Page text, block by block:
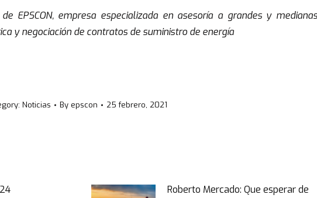
EPSCON, empresa especializada en asesoría a grandes y medianas
y negociación de contratos de suministro de energía
Noticias By epscon 25 febrero, 2021
Roberto Mercado: Que esperar de